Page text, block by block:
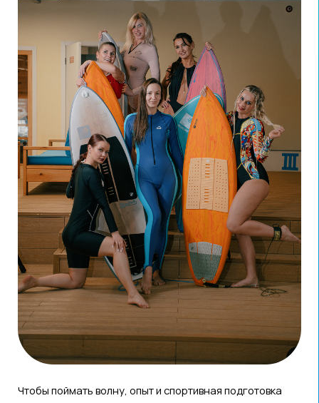
драйв от скольжения по воде. Обучение проводится
Можно записаться на разовое посещение и провести
здесь день рождения, корпоратив или свидание.
А если после первого занятия вы поняли, что вода —
ваша стихия, есть возможность купить абонемент
и записаться на тренировки. В «СерфВолна»
развивают
комьюнити серферов, проводят сборы
и соревнования.
По соседству в пространствеFree Fly
работает
аэротруба — установка, имитирующая свободное
падение. Полет длится пять минут. Шагать в пустоту
и бороться со страхом не придется — всё
происходит в закрытой стеклянной трубе под
контролем инструктора. Во Free Fly летают
не только взрослые, но и маленькие дети.